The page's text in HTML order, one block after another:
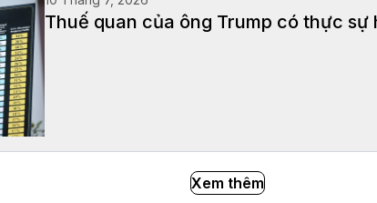
Thuế quan của ông Trump có thực sự
Xem thêm